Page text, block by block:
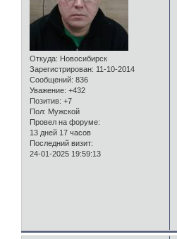
Откуда: Новосибирск
Зарегистрирован: 11-10-2014
Сообщений: 836
Уважение: +432
Позитив: +7
Пол: Мужской
Провел на форуме:
13 дней 17 часов
Последний визит:
24-01-2025 19:59:13